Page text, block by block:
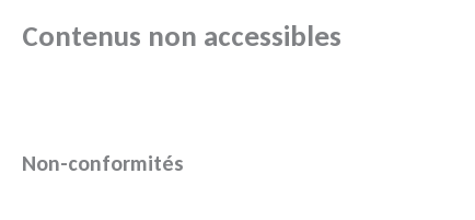
Contenus non accessibles
Non-conformités